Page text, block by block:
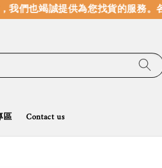
們也竭誠提供為您找貨的服務。各
區 Contact us